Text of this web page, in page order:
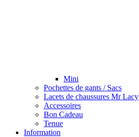
Mini
Pochettes de gants / Sacs
Lacets de chaussures Mr Lacy
Accessoires
Bon Cadeau
Tenue
Information